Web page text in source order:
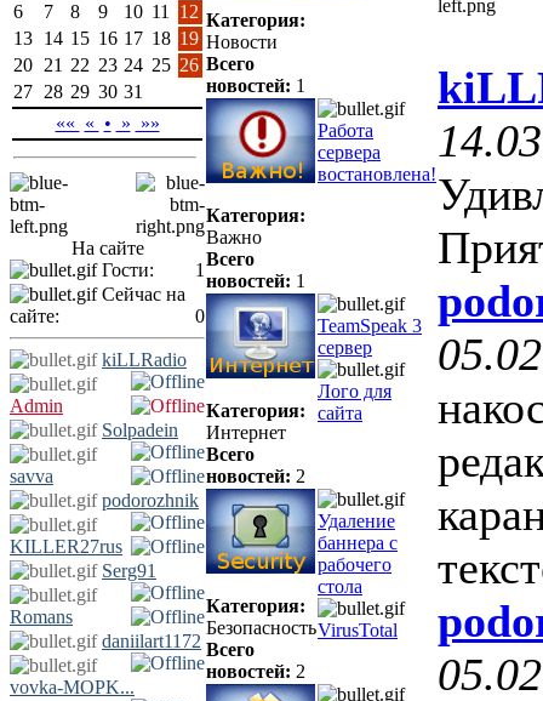
6
7 8 9 10 11
12
13 14 15 16 17 18 19
20 21 22 23 24 25 26
27 28 29 30 31
«« « • » »»
На сайте
Гости:
1
Сейчас на
сайте:
0
kiLLRadio
Admin
Solpadein
savva
podorozhnik
KILLER27rus
Serg91
Romans
daniilart1172
vovka-MOPK...
Категория:
Новости
Всего
новостей: 1
Категория:
Важно
Всего
новостей: 1
Работа
сервера
востановлена!
Категория:
Интернет
Всего
новостей: 2
TeamSpeak 3
сервер
Лого для
сайта
Категория:
Безопасность
Всего
новостей: 2
Удаление
баннера с
рабочего
стола
VirusTotal